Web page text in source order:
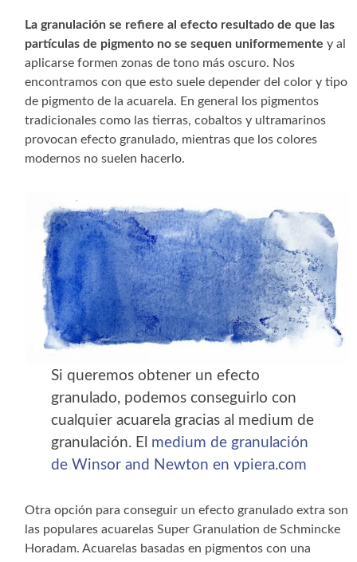
La granulación se refiere al efecto resultado de que las
partículas de pigmento no se sequen uniformemente y al
aplicarse formen zonas de tono más oscuro. Nos
encontramos con que esto suele depender del color y tipo
de pigmento de la acuarela. En general los pigmentos
tradicionales como las tierras, cobaltos y ultramarinos
provocan efecto granulado, mientras que los colores
modernos no suelen hacerlo.
Si queremos obtener un efecto
granulado, podemos conseguirlo con
cualquier acuarela gracias al medium de
granulación. El medium de granulación
de Winsor and Newton en vpiera.com
Otra opción para conseguir un efecto granulado extra son
las populares acuarelas Super Granulation de Schmincke
Horadam. Acuarelas basadas en pigmentos con una